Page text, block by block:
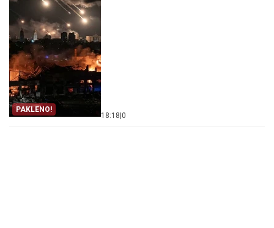
PAKLENO!
18:18 0